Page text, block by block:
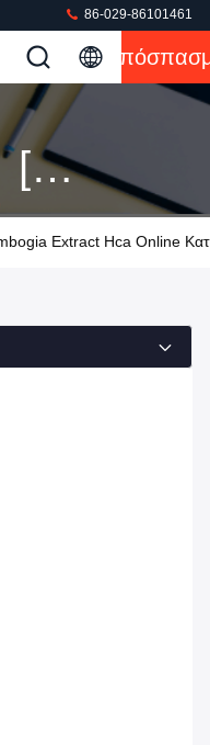
86-029-86101461
[
Extract Hca Online